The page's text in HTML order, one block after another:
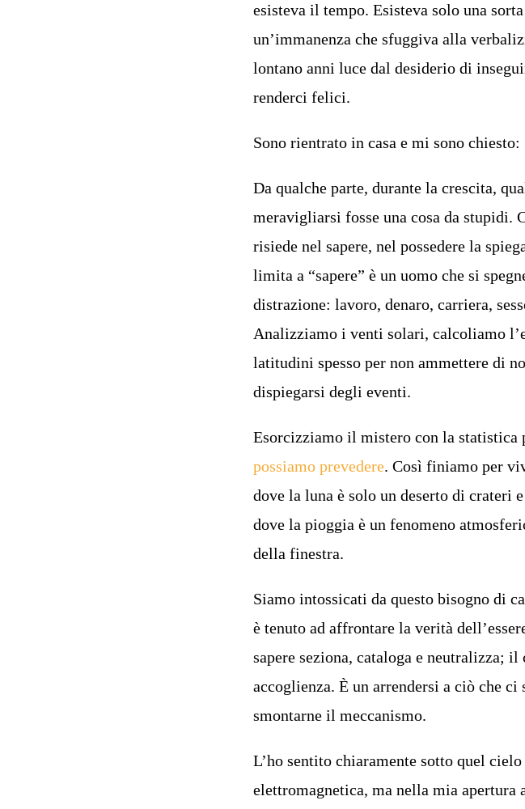
esisteva il tempo. Esisteva solo una
un’immanenza che sfuggiva alla
lontano anni luce dal desiderio di
renderci felici.
Sono rientrato in casa e mi sono chiesto:
Da qualche parte, durante la crescita,
meravigliarsi fosse una cosa da stupidi.
risiede nel sapere, nel possedere la
limita a “sapere” è un uomo che si
distrazione: lavoro, denaro, carriera,
Analizziamo i venti solari, calcoliamo
latitudini spesso per non ammettere di
dispiegarsi degli eventi.
Esorcizziamo il mistero con la statistica
possiamo prevedere. Così finiamo per
dove la luna è solo un deserto di crateri
dove la pioggia è un fenomeno
della finestra.
Siamo intossicati da questo bisogno di
è tenuto ad affrontare la verità
sapere seziona, cataloga e neutralizza;
accoglienza. È un arrendersi a ciò che ci
smontarne il meccanismo.
L’ho sentito chiaramente sotto quel
elettromagnetica, ma nella mia apertura